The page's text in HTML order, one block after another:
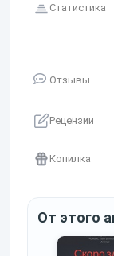
Статистика
Отзывы
Рецензии
Копилка
От этого